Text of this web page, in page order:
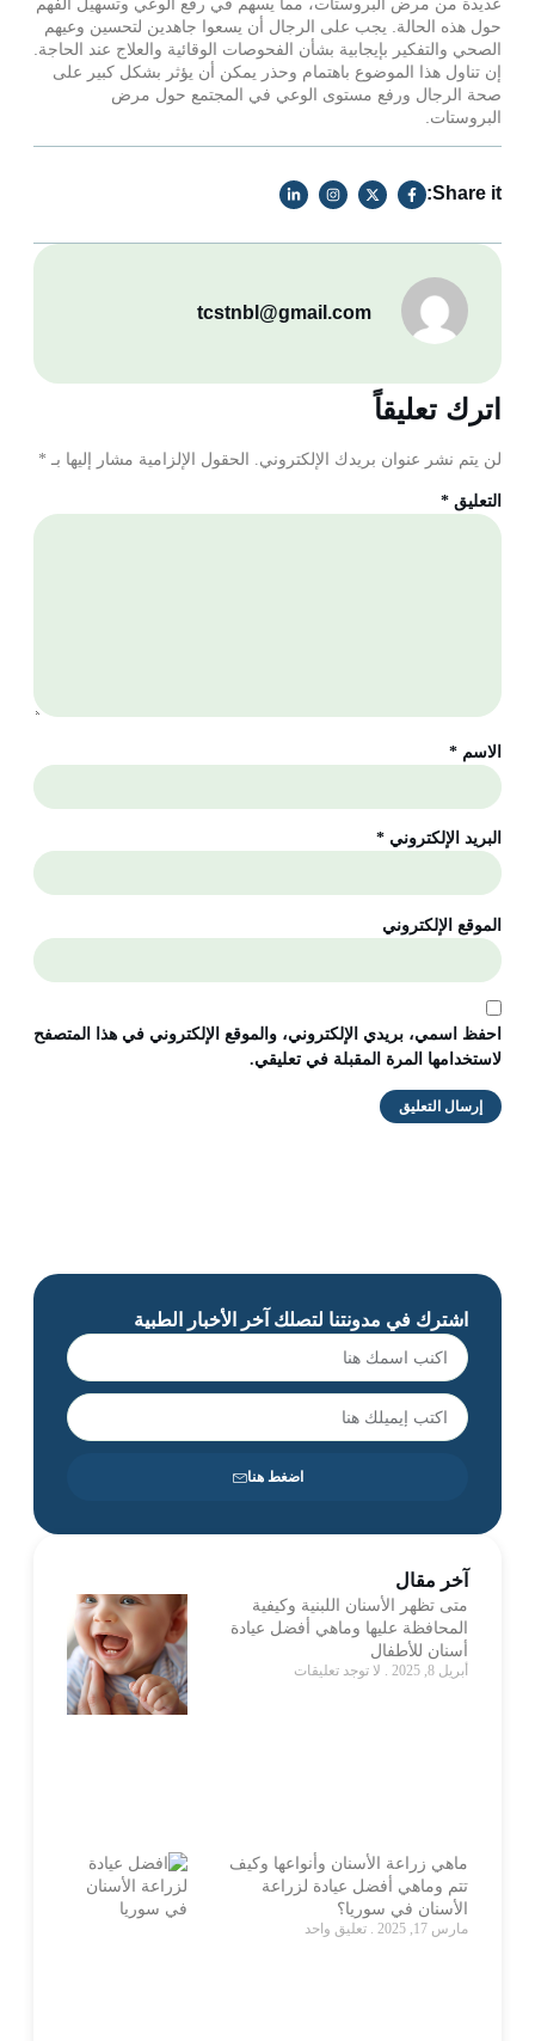
حول هذه الحالة. يجب على الرجال أن يسعوا جاهدين لتحسين وعيهم
الصحي والتفكير بإيجابية بشأن الفحوصات الوقائية والعلاج عند الحاجة.
إن تناول هذا الموضوع باهتمام وحذر يمكن أن يؤثر بشكل كبير على
صحة الرجال ورفع مستوى الوعي في المجتمع حول مرض
البروستات.
Share it:
tcstnbl@gmail.com
اترك تعليقاً
لن يتم نشر عنوان بريدك الإلكتروني. الحقول الإلزامية مشار إليها بـ *
التعليق *
الاسم *
البريد الإلكتروني *
الموقع الإلكتروني
احفظ اسمي، بريدي الإلكتروني، والموقع الإلكتروني في هذا المتصفح
لاستخدامها المرة المقبلة في تعليقي.
اشترك في مدونتنا لتصلك آخر الأخبار الطبية
اضغط هنا
آخر مقال
متى تظهر الأسنان اللبنية وكيفية
المحافظة عليها وماهي أفضل عيادة
أسنان للأطفال
أبريل 8, 2025 لا توجد تعليقات
ماهي زراعة الأسنان وأنواعها وكيف
تتم وماهي أفضل عيادة لزراعة
الأسنان في سوريا؟
مارس 17, 2025 تعليق واحد